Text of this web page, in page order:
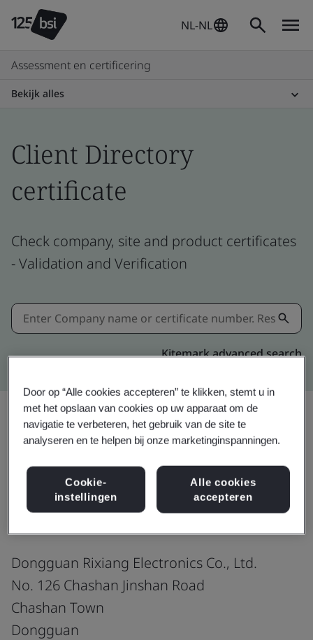
NL-NL
Assessment en certificering
Bekijk alles
Client Directory
certificate
Check company, site and product certificates
- Validation and Verification
Kitemark advanced search
Delen:
IATF 16949:2016
Dongguan Rixiang Electronics Co., Ltd.
No. 126 Chashan Jinshan Road
Chashan Town
Dongguan
Door op “Alle cookies accepteren” te klikken, stemt u in
met het opslaan van cookies op uw apparaat om de
navigatie te verbeteren, het gebruik van de site te
analyseren en te helpen bij onze marketinginspanningen.
Cookie-
instellingen
Alle cookies
accepteren